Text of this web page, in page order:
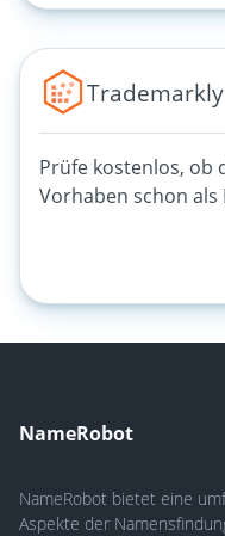
Trademarkly
Prüfe kostenlos, ob
Vorhaben schon als
NameRobot
NameRobot bietet eine
Aspekte der